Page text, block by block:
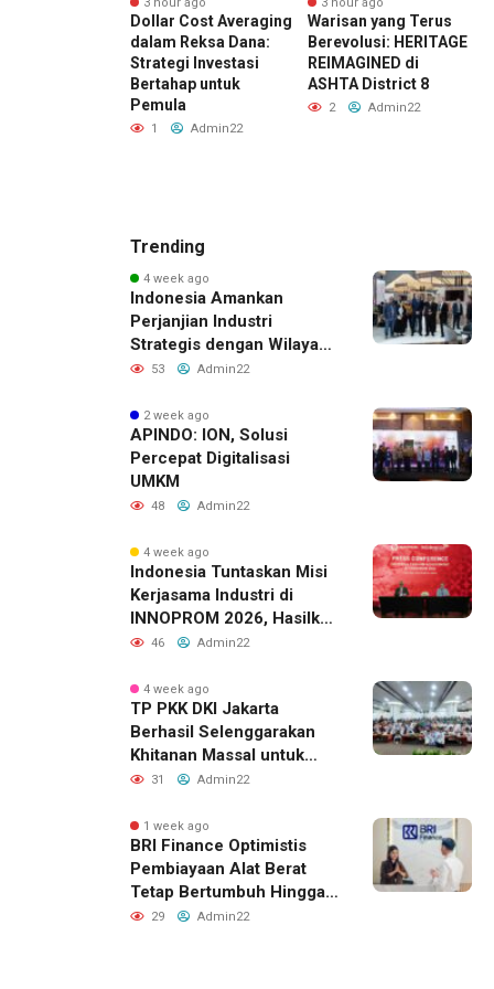
Dollar Cost Averaging
dalam Reksa Dana:
Strategi Investasi
Bertahap untuk
Admin22
Warisan yang Terus
Berevolusi: HERITAGE
REIMAGINED di
ASHTA District 8
Admin22
PT RPN,
Group
Dukung
UMKM
Trending
4 week ago
Indonesia Amankan
Perjanjian Industri
Strategis dengan Wilayah
Sverdlovsk, Rusia untuk
53 Admin22
2 week ago
APINDO: ION, Solusi
Percepat Digitalisasi
UMKM
48 Admin22
4 week ago
Indonesia Tuntaskan Misi
Kerjasama Industri di
INNOPROM 2026, Hasilkan
Belasan Kerja Sama
46 Admin22
4 week ago
TP PKK DKI Jakarta
Berhasil Selenggarakan
Khitanan Massal untuk
Lebih dari 2.000 Anak:
Raih Penghargaan MURI
31 Admin22
1 week ago
BRI Finance Optimistis
Pembiayaan Alat Berat
Tetap Bertumbuh Hingga
Akhir 2026
29 Admin22